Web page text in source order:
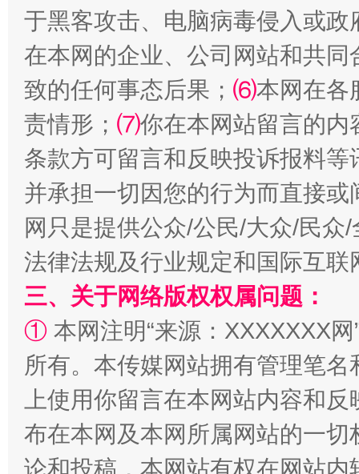
全民健身五年计划来了！等你上场
阿坝州三大球赛在茂县开幕 规模
于黑客攻击、电脑病毒侵入或
在本网的企业、公司网站和共
致的任何事态后果； ⑹本网在各
责情形； ⑺你在本网站留言的内
条款方可留言和反映投诉报料
并承担一切因您的行为而直接
网只是提供公众/公民/大众/民
法律法规及行业规定和国际互
三、关于网络版权权属问题：
① 本网注明“来源：XXXXXXX
所有。本传媒网站拥有管理笔
上使用你留言在本网站内容和
布在本网及本网所属网站的一
论和投稿，本网站有权在网站